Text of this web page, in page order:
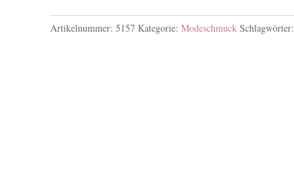
Artikelnummer: 5157 Kategorie: Modeschmuck Schlagwörter: